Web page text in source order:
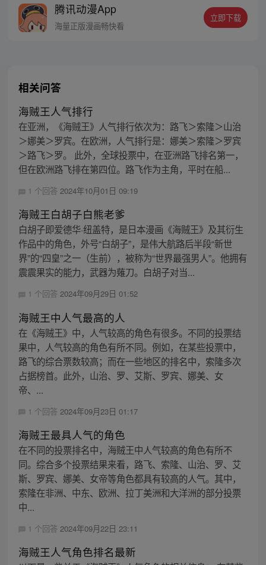
十年后，路飞为实现与因救他而断臂的杰克
斯的约定而出海，开始了以成为海盗王为目
腾讯动漫App
海量正版漫画畅快看
立即下载
相关问答
海贼王人气排行
在亚洲，《海贼王》人气排行依次为：路飞＞索隆＞山治
＞娜美＞罗宾。在欧洲，人气排行是：娜美＞索隆＞罗宾
＞路飞＞罗。 此外，全球投票中，在亚洲路飞排名第一，
但在欧洲路飞排在第四位。路飞作为主角，平时在船...
1 个回答 2024年10月01日 09:19
海贼王白胡子白熊老爹
白胡子即爱德华·纽盖特，是日本漫画《海贼王》及其衍生
作品中的角色，外号“白胡子”，是伟大航路后半段“新世
界”的“四皇”之一（生前），被称为“世界最强男人”。他拥有
震震果实的能力，武器为薙刀。白胡子对当...
1 个回答 2024年09月29日 01:52
海贼王中人气最高的人
在《海贼王》中，人气较高的角色有很多。不同的投票结
果中，人气较高的角色有所不同。例如，在某些投票中，
路飞的综合票数较高；而在一些地区的排名中，索隆多次
占据榜首。此外，山治、罗、艾斯、罗宾、娜美、女
帝、...
1 个回答 2024年09月23日 01:17
海贼王最具人气的角色
在不同的投票排名中，海贼王中人气较高的角色有所不
同。综合多个投票结果来看，路飞、索隆、山治、罗、艾
斯、罗宾、娜美、女帝等角色都具有较高的人气。其中，
索隆在非洲、中东、欧洲、拉丁美洲和大洋洲的部分投票
中...
1 个回答 2024年09月22日 23:11
海贼王人气角色排名最新